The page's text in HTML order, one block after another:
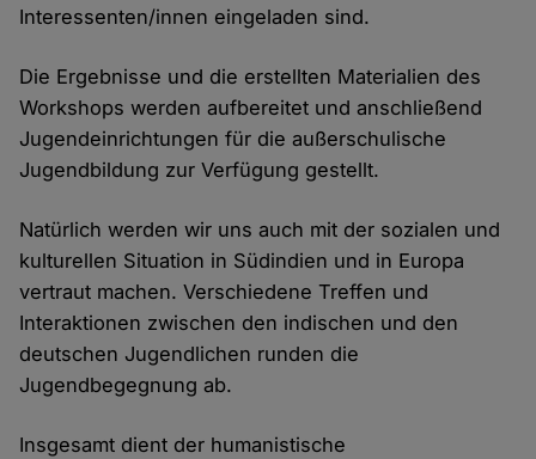
Interessenten/innen eingeladen sind.
Die Ergebnisse und die erstellten Materialien des
Workshops werden aufbereitet und anschließend
Jugendeinrichtungen für die außerschulische
Jugendbildung zur Verfügung gestellt.
Natürlich werden wir uns auch mit der sozialen und
kulturellen Situation in Südindien und in Europa
vertraut machen. Verschiedene Treffen und
Interaktionen zwischen den indischen und den
deutschen Jugendlichen runden die
Jugendbegegnung ab.
Insgesamt dient der humanistische